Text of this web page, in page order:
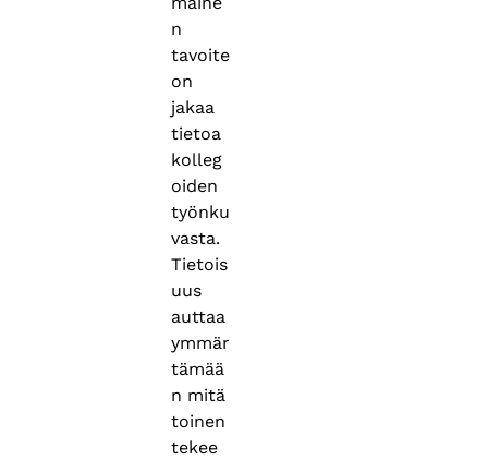
n
tavoite
on
jakaa
tietoa
kolleg
oiden
työnku
vasta.
Tietois
uus
auttaa
ymmär
tämää
n mitä
toinen
tekee